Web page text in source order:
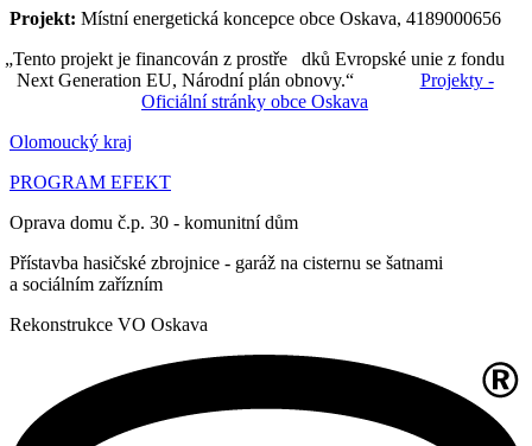
Projekt: Místní energetická koncepce obce Oskava, 4189000656
„Tento projekt je financován z prostře dků Evropské unie z fondu
Next Generation EU, Národní plán obnovy.“ Projekty -
Oficiální stránky obce Oskava
Olomoucký kraj
PROGRAM EFEKT
Oprava domu č.p. 30 - komunitní dům
Přístavba hasičské zbrojnice - garáž na cisternu se šatnami
a sociálním zařízním
Rekonstrukce VO Oskava